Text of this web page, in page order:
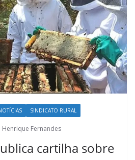
SINDICATO RURAL
Henrique Fernandes
cartilha sobre